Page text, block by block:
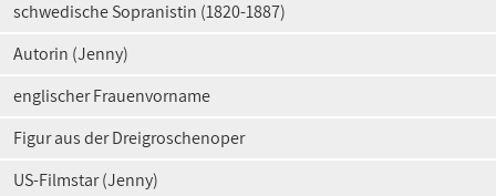
schwedische Sopranistin (1820-1887)
Autorin (Jenny)
englischer Frauenvorname
Figur aus der Dreigroschenoper
US-Filmstar (Jenny)